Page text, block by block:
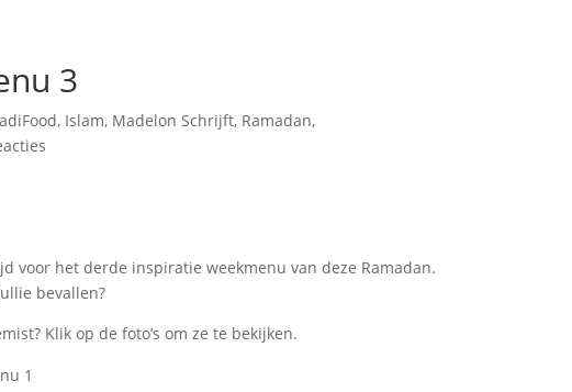
3
, Islam, Madelon Schrijft, Ramadan,
voor het derde inspiratie weekmenu van deze Ramadan.
bevallen?
Klik op de foto’s om ze te bekijken.
1